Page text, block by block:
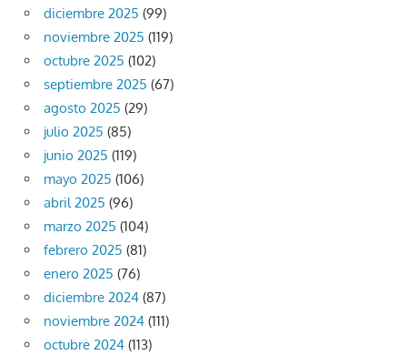
diciembre 2025 (99)
noviembre 2025 (119)
octubre 2025 (102)
septiembre 2025 (67)
agosto 2025 (29)
julio 2025 (85)
junio 2025 (119)
mayo 2025 (106)
abril 2025 (96)
marzo 2025 (104)
febrero 2025 (81)
enero 2025 (76)
diciembre 2024 (87)
noviembre 2024 (111)
octubre 2024 (113)